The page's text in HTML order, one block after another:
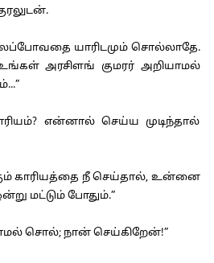
யாரிடமும் சொல்லாதே.
அரசிளங் குமரர் அறியாமல்
என்னால் செய்ய முடிந்தால்
காரியத்தை நீ செய்தால், உன்னை
மட்டும் போதும்.”
சொல்; நான் செய்கிறேன்!”